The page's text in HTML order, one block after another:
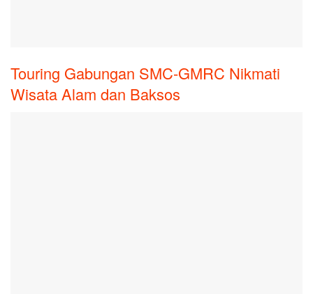
Touring Gabungan SMC-GMRC Nikmati
Wisata Alam dan Baksos